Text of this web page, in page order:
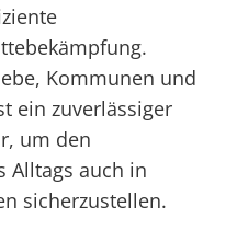
Kommunen und
ein zuverlässiger
um den
Alltags auch in
sicherzustellen.